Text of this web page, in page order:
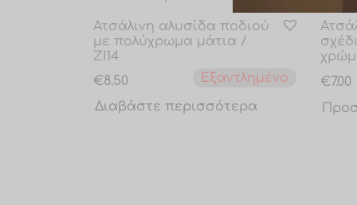
Ατσάλινη αλυσίδα ποδιού
με πολύχρωμα μάτια /
ZI14
€8.50
Εξαντλημένο
Διαβάστε περισσότερα
€7.00